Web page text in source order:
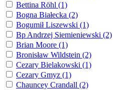
Bettina Röhl (1)
Bogna Białecka (2)
Bogumił Liszewski (1)
Bp Andrzej Siemieniewski (2)
Brian Moore (1)
Bronisław Wildstein (2)
Cezary Bielakowski (1)
Cezary Gmyz (1)
Chauncey Crandall (2)